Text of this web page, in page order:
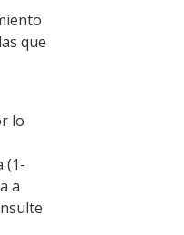
que
lo
(1-
a